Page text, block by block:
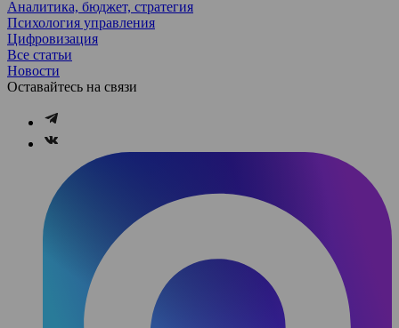
Аналитика, бюджет, стратегия
Психология управления
Цифровизация
Все статьи
Новости
Оставайтесь на связи